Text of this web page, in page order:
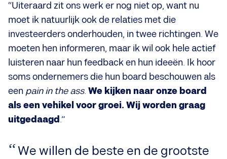
“Uiteraard zit ons werk er nog niet op, want nu
moet ik natuurlijk ook de relaties met die
investeerders onderhouden, in twee richtingen. We
moeten hen informeren, maar ik wil ook hele actief
luisteren naar hun feedback en hun ideeën. Ik hoor
soms ondernemers die hun board beschouwen als
een pain in the ass. We kijken naar onze board
als een vehikel voor groei. Wij worden graag
uitgedaagd .”
We willen de beste en de grootste